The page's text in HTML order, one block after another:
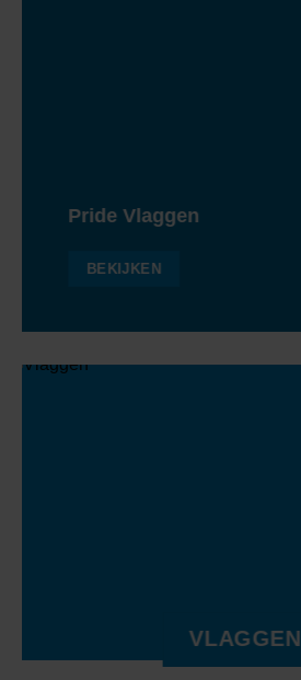
Pride Vlaggen
BEKIJKEN
VLAGGEN